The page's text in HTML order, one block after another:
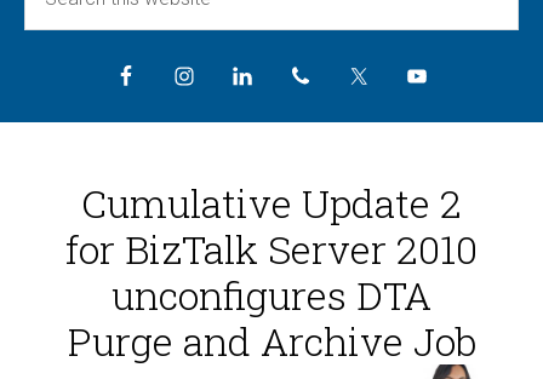
Cumulative Update 2
for BizTalk Server 2010
unconfigures DTA
Purge and Archive Job